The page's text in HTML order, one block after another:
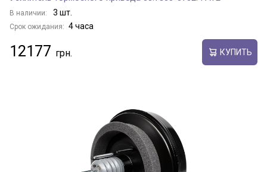
В наличии: 3 шт.
Срок ожидания: 4 часа
12177 КУПИТЬ